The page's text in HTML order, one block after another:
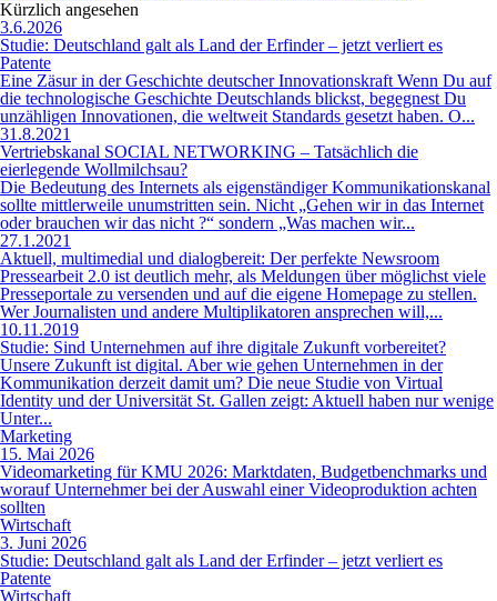
Kürzlich angesehen
3.6.2026
Studie: Deutschland galt als Land der Erfinder – jetzt verliert es
Patente
Eine Zäsur in der Geschichte deutscher Innovationskraft Wenn Du auf
die technologische Geschichte Deutschlands blickst, begegnest Du
unzähligen Innovationen, die weltweit Standards gesetzt haben. O...
31.8.2021
Vertriebskanal SOCIAL NETWORKING – Tatsächlich die
eierlegende Wollmilchsau?
Die Bedeutung des Internets als eigenständiger Kommunikationskanal
sollte mittlerweile unumstritten sein. Nicht „Gehen wir in das Internet
oder brauchen wir das nicht ?“ sondern „Was machen wir...
27.1.2021
Aktuell, multimedial und dialogbereit: Der perfekte Newsroom
Pressearbeit 2.0 ist deutlich mehr, als Meldungen über möglichst viele
Presseportale zu versenden und auf die eigene Homepage zu stellen.
Wer Journalisten und andere Multiplikatoren ansprechen will,...
10.11.2019
Studie: Sind Unternehmen auf ihre digitale Zukunft vorbereitet?
Unsere Zukunft ist digital. Aber wie gehen Unternehmen in der
Kommunikation derzeit damit um? Die neue Studie von Virtual
Identity und der Universität St. Gallen zeigt: Aktuell haben nur wenige
Unter...
Marketing
15. Mai 2026
Videomarketing für KMU 2026: Marktdaten, Budgetbenchmarks und
worauf Unternehmer bei der Auswahl einer Videoproduktion achten
sollten
Wirtschaft
3. Juni 2026
Studie: Deutschland galt als Land der Erfinder – jetzt verliert es
Patente
Wirtschaft